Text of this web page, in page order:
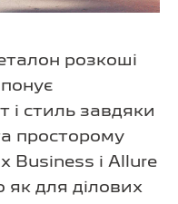
розкоші
стиль завдяки
просторому
Business і Allure
як для ділових